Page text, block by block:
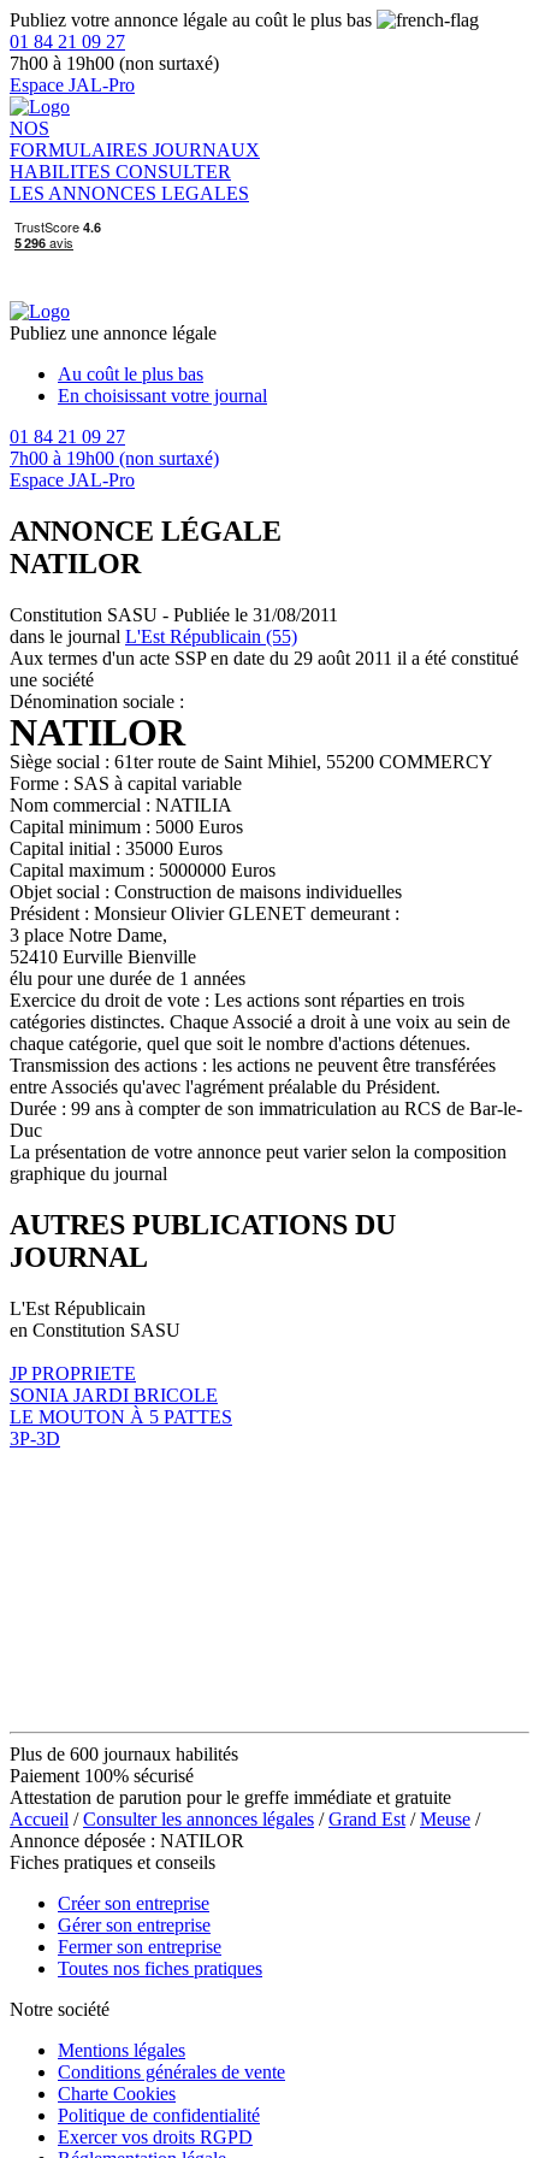
Publiez votre annonce légale au coût le plus bas
01 84 21 09 27
7h00 à 19h00 (non surtaxé)
Espace JAL-Pro
NOS
FORMULAIRES JOURNAUX
HABILITES CONSULTER
LES ANNONCES LEGALES
Publiez une annonce légale
Au coût le plus bas
En choisissant votre journal
01 84 21 09 27
7h00 à 19h00 (non surtaxé)
Espace JAL-Pro
ANNONCE LÉGALE
NATILOR
Constitution SASU - Publiée le 31/08/2011
dans le journal L'Est Républicain (55)
Aux termes d'un acte SSP en date du 29 août 2011 il a été constitué
une société
Dénomination sociale :
NATILOR
Siège social : 61ter route de Saint Mihiel, 55200 COMMERCY
Forme : SAS à capital variable
Nom commercial : NATILIA
Capital minimum : 5000 Euros
Capital initial : 35000 Euros
Capital maximum : 5000000 Euros
Objet social : Construction de maisons individuelles
Président : Monsieur Olivier GLENET demeurant :
3 place Notre Dame,
52410 Eurville Bienville
élu pour une durée de 1 années
Exercice du droit de vote : Les actions sont réparties en trois
catégories distinctes. Chaque Associé a droit à une voix au sein de
chaque catégorie, quel que soit le nombre d'actions détenues.
Transmission des actions : les actions ne peuvent être transférées
entre Associés qu'avec l'agrément préalable du Président.
Durée : 99 ans à compter de son immatriculation au RCS de Bar-le-
Duc
La présentation de votre annonce peut varier selon la composition
graphique du journal
AUTRES PUBLICATIONS DU
JOURNAL
L'Est Républicain
en Constitution SASU
JP PROPRIETE
SONIA JARDI BRICOLE
LE MOUTON À 5 PATTES
3P-3D
Plus de 600 journaux habilités
Paiement 100% sécurisé
Attestation de parution pour le greffe immédiate et gratuite
Accueil /Consulter les annonces légales /Grand Est /Meuse /
Annonce déposée : NATILOR
Fiches pratiques et conseils
Créer son entreprise
Gérer son entreprise
Fermer son entreprise
Toutes nos fiches pratiques
Notre société
Mentions légales
Conditions générales de vente
Charte Cookies
Politique de confidentialité
Exercer vos droits RGPD